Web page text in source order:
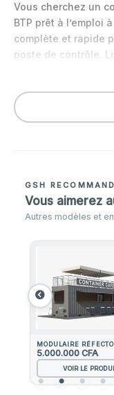
Vous cherchez un
BTP prêt à l’emploi
complète et rapide
poste de contrôle.
GSH
Vous aimerez
Autres modèles et
MODULAIRE
5.000.000 CFA
VOIR LE